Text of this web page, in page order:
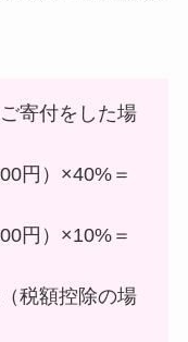
寄付をした場
円）×40%＝
円）×10%＝
税額控除の場